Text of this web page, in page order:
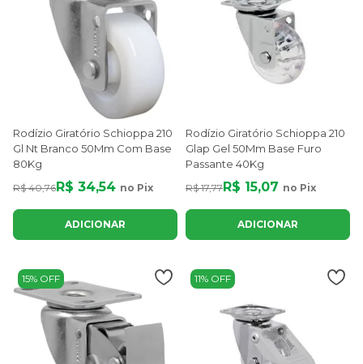
Rodízio Giratório Schioppa 210
Gl Nt Branco 50Mm Com Base
80Kg
R$ 40,76R$ 34,54 no Pix
ADICIONAR
Rodízio Giratório Schioppa 210
Glap Gel 50Mm Base Furo
Passante 40Kg
R$ 17,77R$ 15,07 no Pix
ADICIONAR
15% OFF 11% OFF